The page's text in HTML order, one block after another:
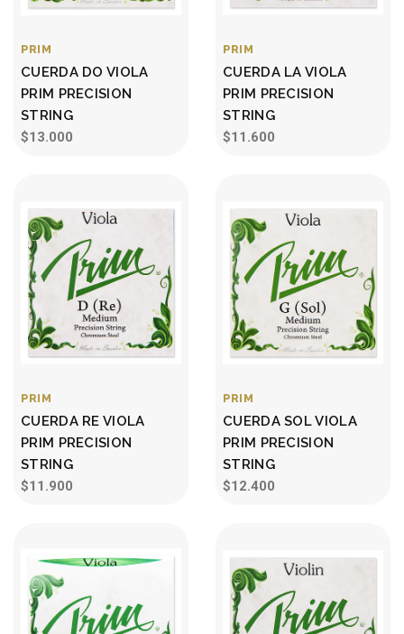
PRIM
CUERDA DO VIOLA
PRIM PRECISION
STRING
$13.000
PRIM
CUERDA LA VIOLA
PRIM PRECISION
STRING
$11.600
PRIM
CUERDA RE VIOLA
PRIM PRECISION
STRING
$11.900
PRIM
CUERDA SOL VIOLA
PRIM PRECISION
STRING
$12.400